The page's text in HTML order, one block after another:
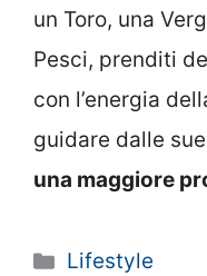
un Toro, una
Pesci, prenditi
con l’energia
guidare dalle
una maggiore
Categorie
Lifestyle